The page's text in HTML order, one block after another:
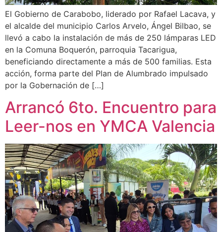
El Gobierno de Carabobo, liderado por Rafael Lacava, y
el alcalde del municipio Carlos Arvelo, Ángel Bilbao, se
llevó a cabo la instalación de más de 250 lámparas LED
en la Comuna Boquerón, parroquia Tacarigua,
beneficiando directamente a más de 500 familias. Esta
acción, forma parte del Plan de Alumbrado impulsado
por la Gobernación de […]
Arrancó 6to. Encuentro para
Leer-nos en YMCA Valencia